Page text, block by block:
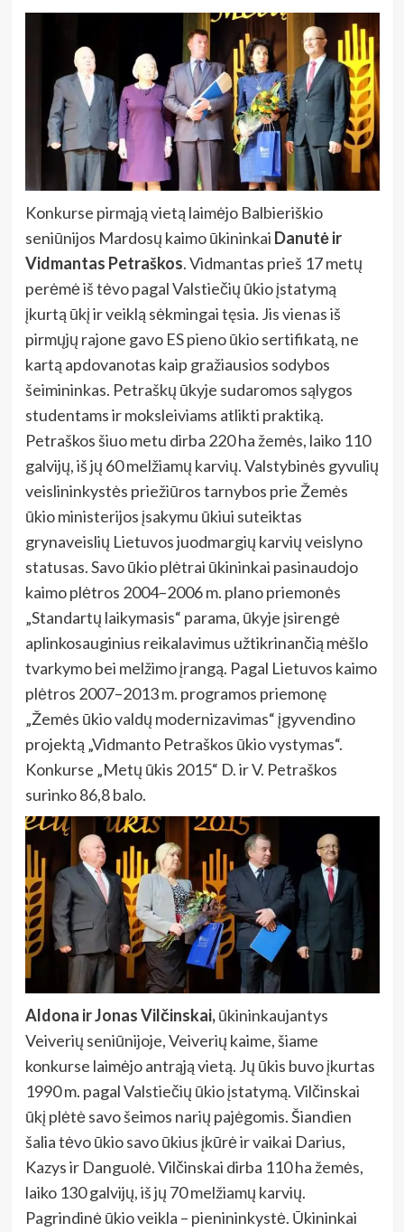
Konkurse pirmąją vietą laimėjo Balbieriškio
seniūnijos Mardosų kaimo ūkininkai Danutė ir
Vidmantas Petraškos. Vidmantas prieš 17 metų
perėmė iš tėvo pagal Valstiečių ūkio įstatymą
įkurtą ūkį ir veiklą sėkmingai tęsia. Jis vienas iš
pirmųjų rajone gavo ES pieno ūkio sertifikatą, ne
kartą apdovanotas kaip gražiausios sodybos
šeimininkas. Petraškų ūkyje sudaromos sąlygos
studentams ir moksleiviams atlikti praktiką.
Petraškos šiuo metu dirba 220 ha žemės, laiko 110
galvijų, iš jų 60 melžiamų karvių. Valstybinės gyvulių
veislininkystės priežiūros tarnybos prie Žemės
ūkio ministerijos įsakymu ūkiui suteiktas
grynaveislių Lietuvos juodmargių karvių veislyno
statusas. Savo ūkio plėtrai ūkininkai pasinaudojo
kaimo plėtros 2004–2006 m. plano priemonės
„Standartų laikymasis“ parama, ūkyje įsirengė
aplinkosauginius reikalavimus užtikrinančią mėšlo
tvarkymo bei melžimo įrangą. Pagal Lietuvos kaimo
plėtros 2007–2013 m. programos priemonę
„Žemės ūkio valdų modernizavimas“ įgyvendino
projektą „Vidmanto Petraškos ūkio vystymas“.
Konkurse „Metų ūkis 2015“ D. ir V. Petraškos
surinko 86,8 balo.
Aldona ir Jonas Vilčinskai,ūkininkaujantys
Veiverių seniūnijoje, Veiverių kaime, šiame
konkurse laimėjo antrąją vietą. Jų ūkis buvo įkurtas
1990 m. pagal Valstiečių ūkio įstatymą. Vilčinskai
ūkį plėtė savo šeimos narių pajėgomis. Šiandien
šalia tėvo ūkio savo ūkius įkūrė ir vaikai Darius,
Kazys ir Danguolė. Vilčinskai dirba 110 ha žemės,
laiko 130 galvijų, iš jų 70 melžiamų karvių.
Pagrindinė ūkio veikla – pienininkystė. Ūkininkai